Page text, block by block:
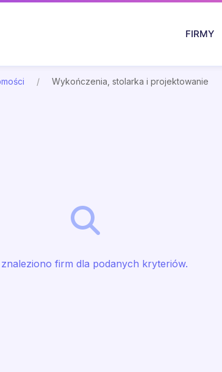
FIRMY
Wykończenia, stolarka i projektowanie
znaleziono firm dla podanych kryteriów.